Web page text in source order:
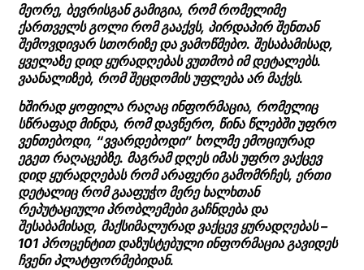
მეორე, ბევრისგან გამიგია, რომ რომელიმე
ქართველს გოლი რომ გააქვს, პირდაპირ შენთან
შემოვდივარ სთორიზე და ვამოწმებო. შესაბამისად,
ყველაზე დიდ ყურადღებას ვუთმობ იმ დეტალებს.
ვაანალიზებ, რომ შეცდომის უფლება არ მაქვს.
ხშირად ყოფილა რაღაც ინფორმაცია, რომელიც
სწრაფად მინდა, რომ დავწერო, წინა წლებში უფრო
ვენთებოდი, “ვვარდებოდი” ხოლმე ემოციურად
ეგეთ რაღაცებზე. მაგრამ დღეს იმას უფრო ვაქცევ
დიდ ყურადღებას რომ არაფერი გამომრჩეს, ერთი
დეტალიც რომ გააფუჭო მერე ხალხთან
რეპუტაციული პრობლემები გაჩნდება და
შესაბამისად, მაქსიმალურად ვაქცევ ყურადღებას –
101 პროცენტით დაზუსტებული ინფორმაცია გავიდეს
ჩვენი პლატფორმებიდან.